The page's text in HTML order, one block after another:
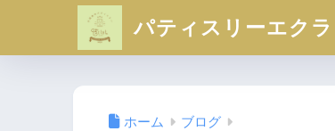
パティスリーエクラ
ホーム ブログ